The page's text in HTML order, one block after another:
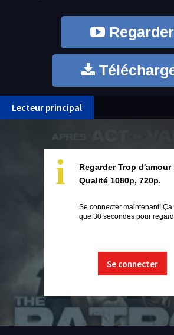
Regarder
Lecteur principal
i
Regarder Trop d'amour
Qualité 1080p, 720p.
Se connecter maintenant! Ça
que 30 secondes pour
Se connecter